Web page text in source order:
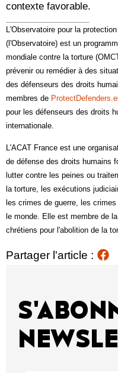
contexte favorable.
L'Observatoire pour la
(l'Observatoire) est un
mondiale contre la torture
prévenir ou remédier à des
des défenseurs des droits
membres de
pour les défenseurs des droits
internationale.
L'ACAT France est une
de défense des droits humains
lutter contre les peines ou
la torture, les exécutions
les crimes de guerre, les
le monde. Elle est membre de
chrétiens pour l'abolition de la
Partager l'article :